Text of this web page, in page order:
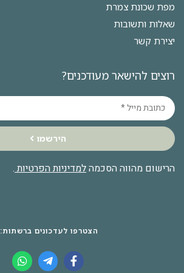
מפת שכונת צמרת
שאלות ותשובות
יצירת קשר
רוצים להישאר מעודכנים?
הירשמו
הרישום מהווה הסכמהלמדיניות הפרטיות .
הצטרפו לעדכונים ברשתות: